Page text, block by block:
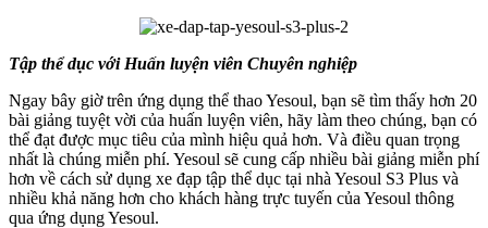
Tập thể dục với Huấn luyện viên Chuyên nghiệp
Ngay bây giờ trên ứng dụng thể thao Yesoul, bạn sẽ tìm thấy hơn 20
bài giảng tuyệt vời của huấn luyện viên, hãy làm theo chúng, bạn có
thể đạt được mục tiêu của mình hiệu quả hơn. Và điều quan trọng
nhất là chúng miễn phí. Yesoul sẽ cung cấp nhiều bài giảng miễn phí
hơn về cách sử dụng xe đạp tập thể dục tại nhà Yesoul S3 Plus và
nhiều khả năng hơn cho khách hàng trực tuyến của Yesoul thông
qua ứng dụng Yesoul.